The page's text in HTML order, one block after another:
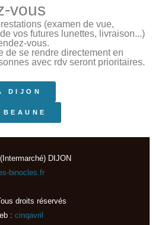
vous
(examen de vue,
vos futures lunettes, livraison...)
vous.
de se rendre directement en
avec rdv seront prioritaires.
DIJON
BEAUNE
DIJON
binocles.fr
droits réservés​
: cinqavril